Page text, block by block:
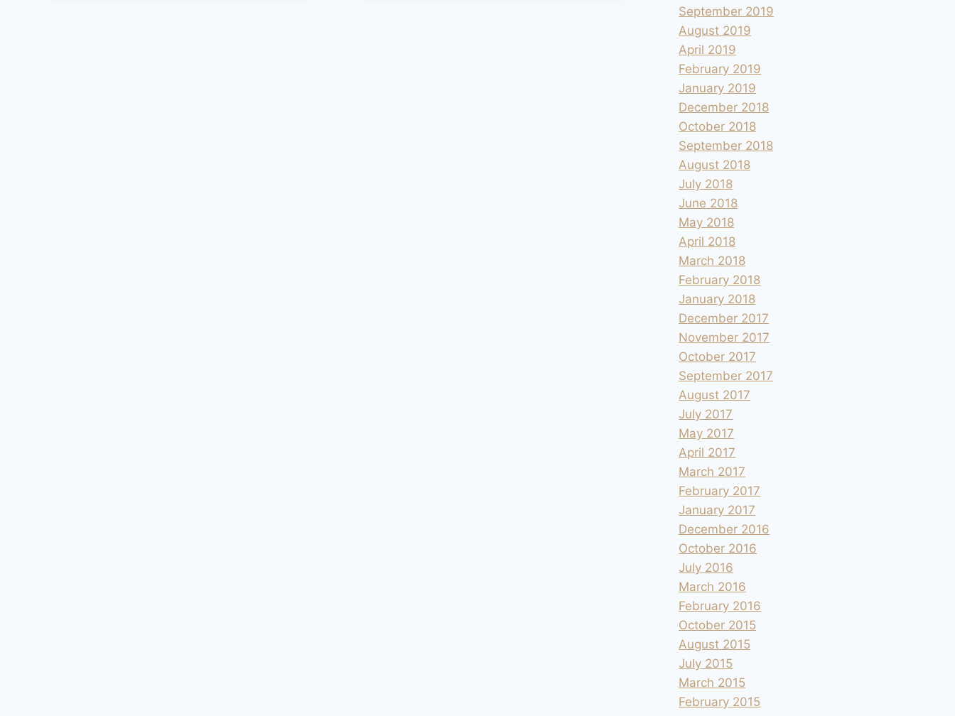
September 2019
August 2019
April 2019
February 2019
January 2019
December 2018
October 2018
September 2018
August 2018
July 2018
June 2018
May 2018
April 2018
March 2018
February 2018
January 2018
December 2017
November 2017
October 2017
September 2017
August 2017
July 2017
May 2017
April 2017
March 2017
February 2017
January 2017
December 2016
October 2016
July 2016
March 2016
February 2016
October 2015
August 2015
July 2015
March 2015
February 2015